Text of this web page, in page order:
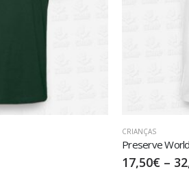
CRIANÇAS
Tal-Pai Tal-
20,00 € –